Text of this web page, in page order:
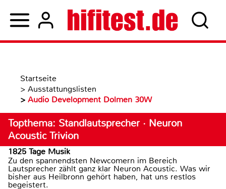
Startseite
> Ausstattungslisten
> Audio Development Dolmen 30W
Topthema: Standlautsprecher · Neuron
Acoustic Trivion
1825 Tage Musik
Zu den spannendsten Newcomern im Bereich
Lautsprecher zählt ganz klar Neuron Acoustic. Was wir
bisher aus Heilbronn gehört haben, hat uns restlos
begeistert.